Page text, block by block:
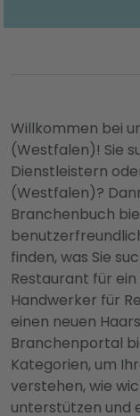
Willkommen bei
(Westfalen)! Sie
Dienstleistern
(Westfalen)?
Branchenbuch
finden, was Sie
Restaurant für
Handwerker für
einen neuen
Branchenportal
Kategorien, um
verstehen, wie
unterstützen und